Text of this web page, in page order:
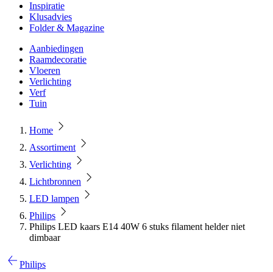
Inspiratie
Klusadvies
Folder & Magazine
Aanbiedingen
Raamdecoratie
Vloeren
Verlichting
Verf
Tuin
Home
Assortiment
Verlichting
Lichtbronnen
LED lampen
Philips
Philips LED kaars E14 40W 6 stuks filament helder niet
dimbaar
Philips